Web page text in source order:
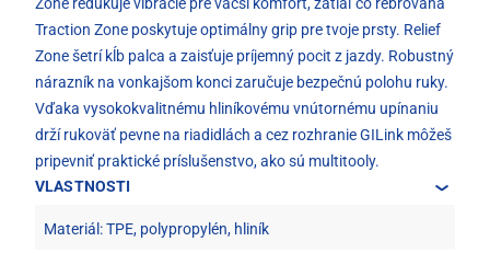
Traction Zone poskytuje optimálny grip pre tvoje prsty. Relief
Zone šetrí kĺb palca a zaisťuje príjemný pocit z jazdy. Robustný
nárazník na vonkajšom konci zaručuje bezpečnú polohu ruky.
Vďaka vysokokvalitnému hliníkovému vnútornému upínaniu
drží rukoväť pevne na riadidlách a cez rozhranie GILink môžeš
pripevniť praktické príslušenstvo, ako sú multitooly.
VLASTNOSTI
Materiál: TPE, polypropylén, hliník